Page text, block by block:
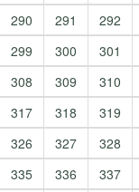
290
291 292
299
300 301
308
309 310
317
318 319
326
327 328
335
336 337